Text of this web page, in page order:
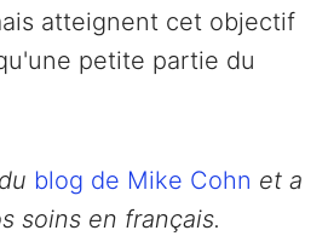
atteignent cet objectif
petite partie du
blog de Mike Cohn et a
soins en français.